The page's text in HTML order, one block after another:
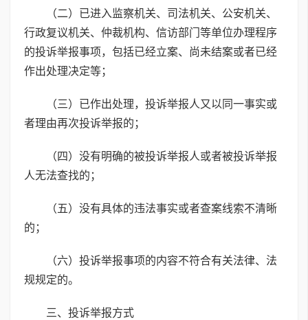
（二）已进入监察机关、司法机关、公安机关、
行政复议机关、仲裁机构、信访部门等单位办理程序
的投诉举报事项，包括已经立案、尚未结案或者已经
作出处理决定等；
（三）已作出处理，投诉举报人又以同一事实或
者理由再次投诉举报的；
（四）没有明确的被投诉举报人或者被投诉举报
人无法查找的；
（五）没有具体的违法事实或者查案线索不清晰
的；
（六）投诉举报事项的内容不符合有关法律、法
规规定的。
三、投诉举报方式